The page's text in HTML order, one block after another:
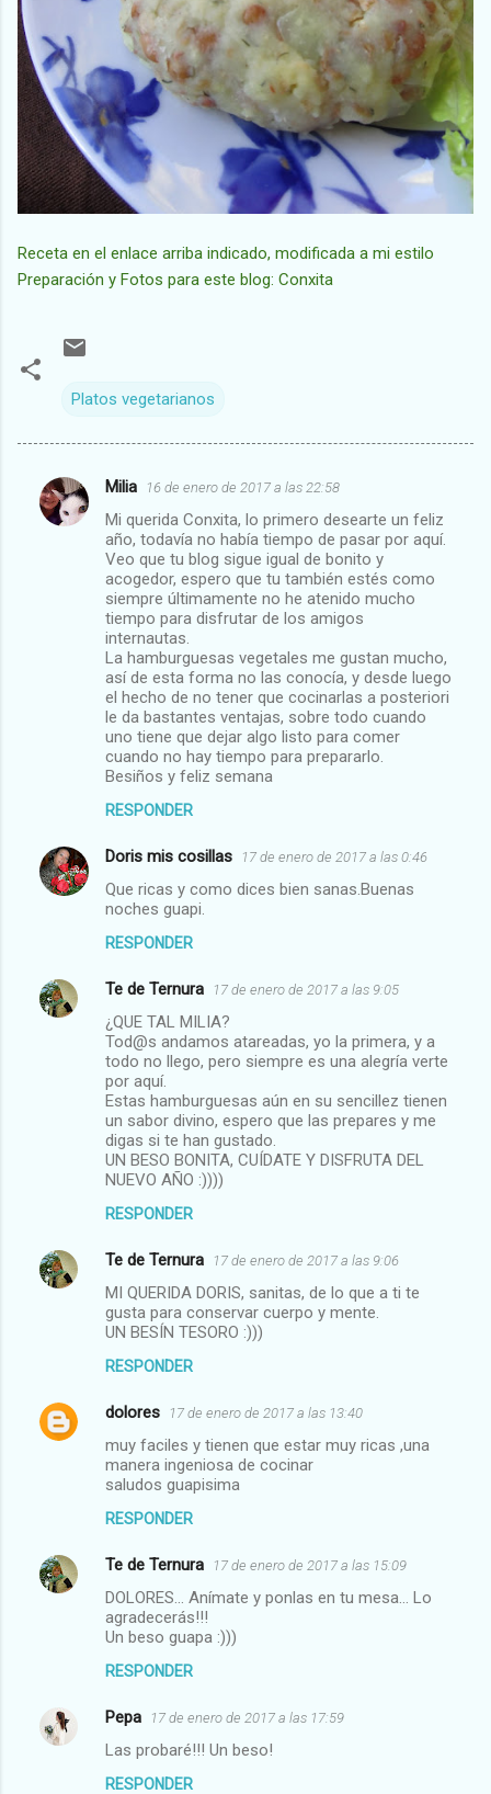
Receta en el enlace arriba indicado, modificada a mi estilo
Preparación y Fotos para este blog: Conxita
Platos vegetarianos
C
o
Milia 16 de enero de 2017 a las 22:58
Mi querida Conxita, lo primero desearte un feliz
año, todavía no había tiempo de pasar por aquí.
Veo que tu blog sigue igual de bonito y
acogedor, espero que tu también estés como
siempre últimamente no he atenido mucho
tiempo para disfrutar de los amigos
internautas.
La hamburguesas vegetales me gustan mucho,
así de esta forma no las conocía, y desde luego
el hecho de no tener que cocinarlas a posteriori
le da bastantes ventajas, sobre todo cuando
uno tiene que dejar algo listo para comer
cuando no hay tiempo para prepararlo.
Besiños y feliz semana
RESPONDER
Doris mis cosillas 17 de enero de 2017 a las 0:46
Que ricas y como dices bien sanas.Buenas
noches guapi.
RESPONDER
Te de Ternura 17 de enero de 2017 a las 9:05
¿QUE TAL MILIA?
Tod@s andamos atareadas, yo la primera, y a
todo no llego, pero siempre es una alegría verte
por aquí.
Estas hamburguesas aún en su sencillez tienen
un sabor divino, espero que las prepares y me
digas si te han gustado.
UN BESO BONITA, CUÍDATE Y DISFRUTA DEL
NUEVO AÑO :))))
RESPONDER
Te de Ternura 17 de enero de 2017 a las 9:06
MI QUERIDA DORIS, sanitas, de lo que a ti te
gusta para conservar cuerpo y mente.
UN BESÍN TESORO :)))
RESPONDER
dolores 17 de enero de 2017 a las 13:40
muy faciles y tienen que estar muy ricas ,una
manera ingeniosa de cocinar
saludos guapisima
RESPONDER
Te de Ternura 17 de enero de 2017 a las 15:09
DOLORES... Anímate y ponlas en tu mesa... Lo
agradecerás!!!
Un beso guapa :)))
RESPONDER
Pepa 17 de enero de 2017 a las 17:59
Las probaré!!! Un beso!
RESPONDER